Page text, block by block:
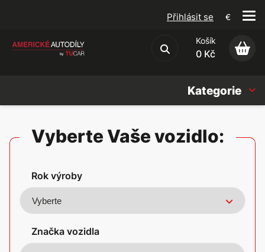
Obchodní podmínky
Přihlásit se €
Košík
0 Kč
Kategorie
Americké vozy
Vyberte Vaše vozidlo:
Rok výroby
Značka vozidla